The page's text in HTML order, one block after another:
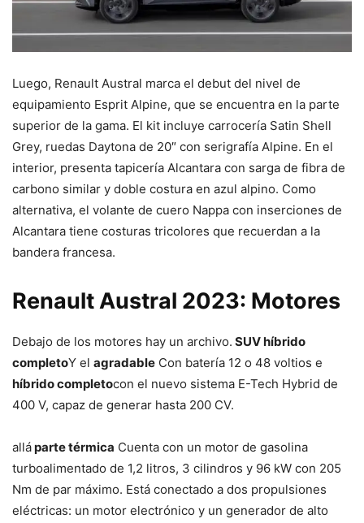
Luego, Renault Austral marca el debut del nivel de
equipamiento Esprit Alpine, que se encuentra en la parte
superior de la gama. El kit incluye carrocería Satin Shell
Grey, ruedas Daytona de 20″ con serigrafía Alpine. En el
interior, presenta tapicería Alcantara con sarga de fibra de
carbono similar y doble costura en azul alpino. Como
alternativa, el volante de cuero Nappa con inserciones de
Alcantara tiene costuras tricolores que recuerdan a la
bandera francesa.
Renault Austral 2023: Motores
Debajo de los motores hay un archivo. SUV híbrido
completoY el agradable Con batería 12 o 48 voltios e
híbrido completocon el nuevo sistema E-Tech Hybrid de
400 V, capaz de generar hasta 200 CV.
alláparte térmica Cuenta con un motor de gasolina
turboalimentado de 1,2 litros, 3 cilindros y 96 kW con 205
Nm de par máximo. Está conectado a dos propulsiones
eléctricas: un motor electrónico y un generador de alto